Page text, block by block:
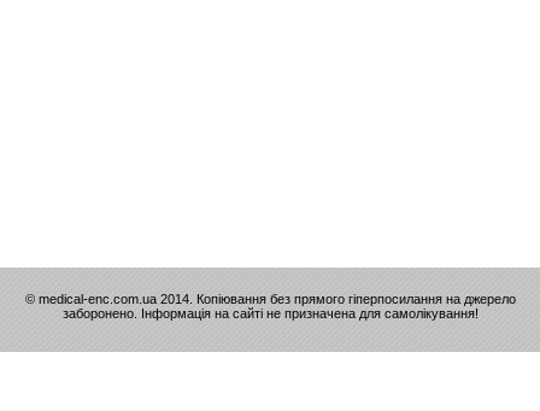
© medical-enc.com.ua 2014. Копіювання без прямого гіперпосилання на джерело
заборонено. Інформація на сайті не призначена для самолікування!